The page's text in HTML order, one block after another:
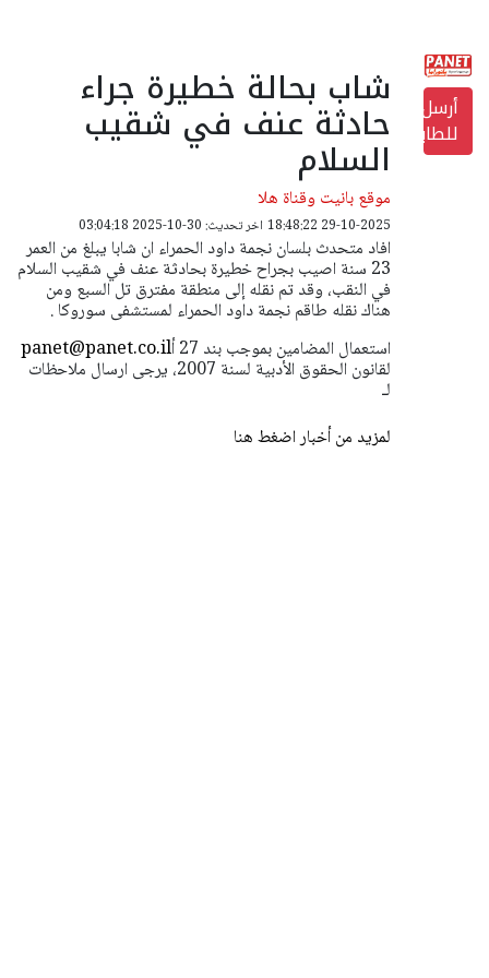
أرسل
للطابعة
شاب بحالة خطيرة جراء
حادثة عنف في شقيب
السلام
موقع بانيت وقناة هلا
29-10-2025 18:48:22 اخر تحديث: 30-10-2025 03:04:18
افاد متحدث بلسان نجمة داود الحمراء ان شابا يبلغ من العمر
23 سنة اصيب بجراح خطيرة بحادثة عنف في شقيب السلام
في النقب، وقد تم نقله إلى منطقة مفترق تل السبع ومن
هناك نقله طاقم نجمة داود الحمراء لمستشفى سوروكا .
panet@panet.co.ilاستعمال المضامين بموجب بند 27 أ
لقانون الحقوق الأدبية لسنة 2007، يرجى ارسال ملاحظات
لـ
لمزيد من أخبار اضغط هنا